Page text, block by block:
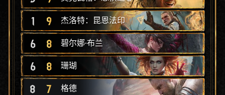
1 9 杰洛特：昆恩法印
6 8 碧尔娜·布兰
6 8 珊瑚
8 7 格德